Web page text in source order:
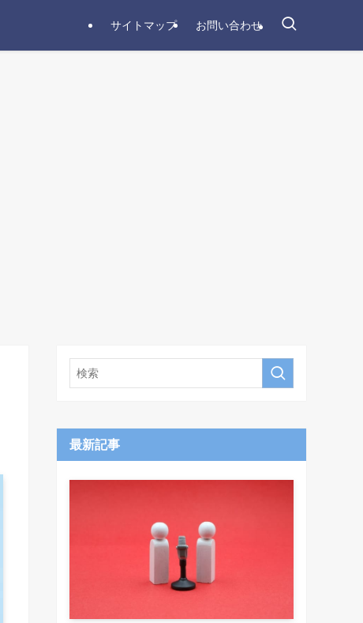
サイトマップ お問い合わせ
最新記事